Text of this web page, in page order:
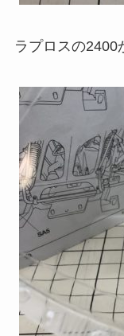
ラプロスの